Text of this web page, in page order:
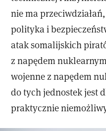
nie ma
polityka i
atak somalijskich
z napędem
wojenne z napędem
do tych jednostek jest
praktycznie